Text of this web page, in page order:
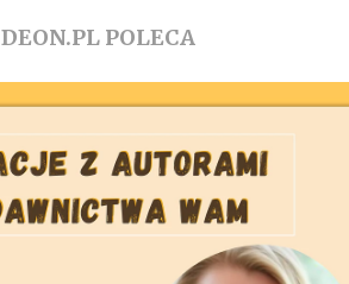
DEON.PL POLECA